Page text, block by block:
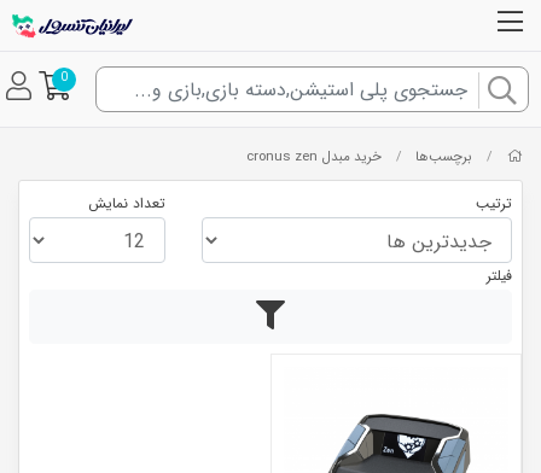
0
/ برچسب‌ها / خرید مبدل cronus zen
ترتیب تعداد نمایش
فیلتر